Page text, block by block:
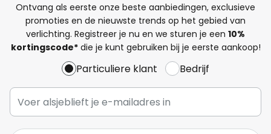
Ontvang als eerste onze beste aanbiedingen, exclusieve
promoties en de nieuwste trends op het gebied van
verlichting. Registreer je nu en we sturen je een 10%
kortingscode*die je kunt gebruiken bij je eerste aankoop!
Particuliere klant Bedrijf